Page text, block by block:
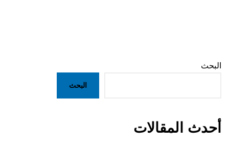
البحث
البحث
أحدث المقالات